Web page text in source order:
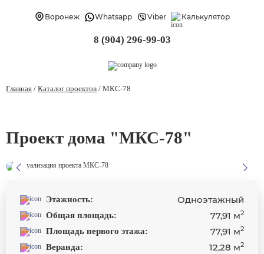
Воронеж Whatsapp Viber Калькулятор
8 (904) 296-99-03
Главная / Каталог проектов / МКС-78
Проект дома "МКС-78"
Этажность: Одноэтажный
Общая площадь: 77,91 м2
Площадь первого этажа: 77,91 м2
Веранда: 12,28 м2